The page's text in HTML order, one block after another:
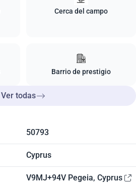
Cerca del campo
Barrio de prestigio
Ver todas
50793
Cyprus
V9MJ+94V Pegeia, Cyprus